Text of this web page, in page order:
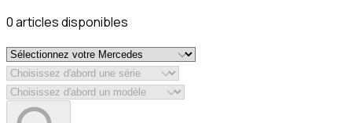
0articlesdisponibles